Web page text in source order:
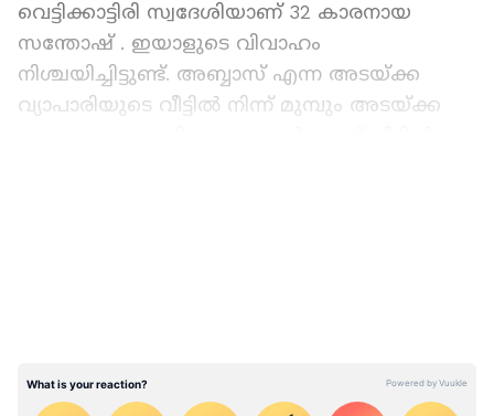
വെട്ടിക്കാട്ടിരി സ്വദേശിയാണ് 32 കാരനായ
സന്തോഷ് . ഇയാളുടെ വിവാഹം
നിശ്ചയിച്ചിട്ടുണ്ട്. അബ്ബാസ് എന്ന അടയ്ക്ക
വ്യാപാരിയുടെ വീട്ടിൽ നിന്ന് മുമ്പും അടയ്ക്ക
മർദ്ദിക്കുന്നതിന്റെ ചിത്രങ്ങൾ പൊലീസിന്